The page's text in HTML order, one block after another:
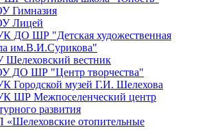
Гимназия
Лицей
ДО ШР "Детская художественная
им.В.И.Сурикова"
вестник
ДО ШР "Центр творчества"
Городской музей Г.И. Шелехова
ШР Межпоселенческий центр
развития
отопительные